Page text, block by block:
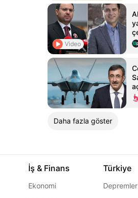
Video
Daha fazla göster
İş & Finans
Ekonomi
Türkiye
Depremler